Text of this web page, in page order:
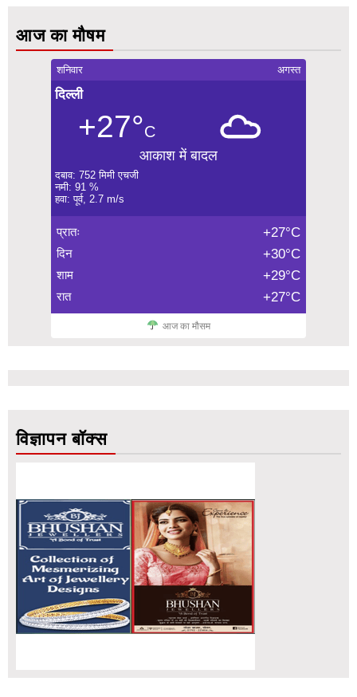
आज का मौषम
शनिवार अगस्त
दिल्ली
+27°C
आकाश में बादल
दबाव: 752 मिमी एचजी
नमी: 91 %
हवा: पूर्व, 2.7 m/s
प्रातः +27°C
दिन +30°C
शाम +29°C
रात +27°C
आज का मौसम
विज्ञापन बॉक्स